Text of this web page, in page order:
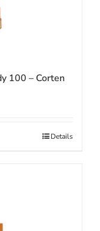
100 – Corten
Details